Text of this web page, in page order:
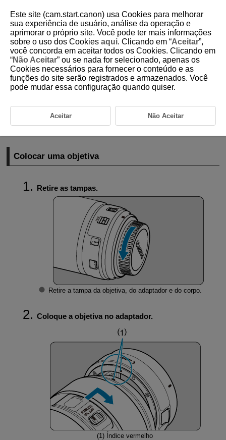
D101-018
Colocar/Retirar objetivas EF/EF-S
Colocar uma objetiva
Retirar a Objetiva
Colocar uma objetiva
Retire as tampas.
Retire a tampa da objetiva, do adaptador e do corpo.
Coloque a objetiva no adaptador.
(1) Índice vermelho
Este site (cam.start.canon) usa Cookies para melhorar
sua experiência de usuário, análise da operação e
aprimorar o próprio site. Você pode ter mais informações
sobre o uso dos Cookies aqui. Clicando em “Aceitar”,
você concorda em aceitar todos os Cookies. Clicando em
“Não Aceitar” ou se nada for selecionado, apenas os
Cookies necessários para fornecer o conteúdo e as
funções do site serão registrados e armazenados. Você
pode mudar essa configuração quando quiser.
Aceitar Não Aceitar